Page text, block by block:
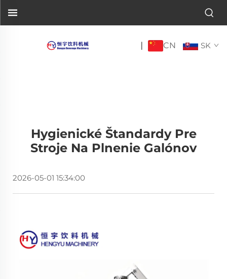
| CN SK
Hygienické Štandardy Pre
Stroje Na Plnenie Galónov
2026-05-01 15:34:00